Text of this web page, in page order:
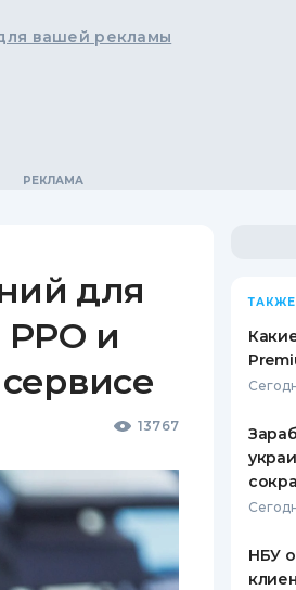
вашей рекламы
для
РРО и
13767
НБУ